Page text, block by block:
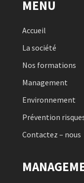
MENU
Accueil
La société
Nos formations
Management
Environnement
Prévention
Contactez – nous